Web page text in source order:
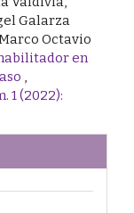
Galarza
Octavio
en
,
1 (2022):